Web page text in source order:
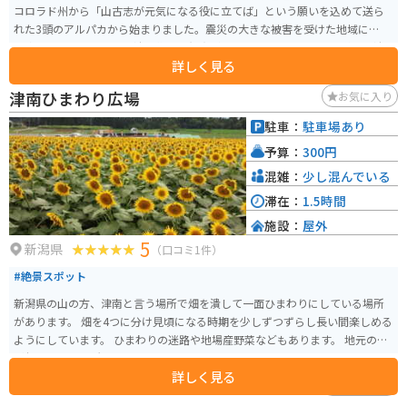
コロラド州から「山古志が元気になる役に立てば」という願いを込めて送ら
れた3頭のアルパカから始まりました。震災の大きな被害を受けた地域に希望
と癒しをもたらすため、油夫集落で飼育が始まり、現在では頭数も増え、油
夫集落と種苧原集落に牧場が設けられています。 地域のアイドルとして親し
まれる山古志のアルパカをひと目見ようと多くの観光客が訪れています。ア
ルパカたちが自由気ままに過ごしておりとても癒されます。エサやり体験も
できるためもっと触れ合いたいという方はオススメです。営業期間は4月中旬
から11月下旬までで、冬期間は越冬のため見学ができません。牧場への道中
は山の中の道を走ることになります。
詳しく見る
津南ひまわり広場 お気に入り
新潟県 5 （口コミ1件）
#絶景スポット
新潟県の山の方、津南と言う場所で畑を潰して一面ひまわりにしている場所
があります。 畑を4つに分け見頃になる時期を少しずつずらし長い間楽しめる
ようにしています。 ひまわりの迷路や地場産野菜などもあります。 地元の方
が仮設で建てた所でジェラートやちょっとした食べ物も売っています。
詳しく見る
駐車： 駐車場あり
予算： 300円
混雑： 少し混んでいる
滞在： 1.5時間
施設： 屋外